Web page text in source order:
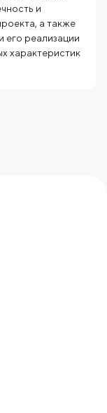
и
а также
его реализации
характеристик